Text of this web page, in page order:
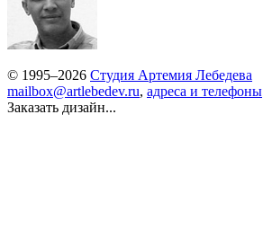
© 1995–2026 Студия Артемия Лебедева
mailbox@artlebedev.ru, адреса и телефоны
Заказать дизайн...